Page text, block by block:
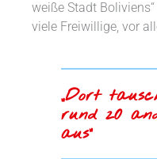
weiße Stadt
viele Freiwillige, vor
„Dort
rund 20
aus“